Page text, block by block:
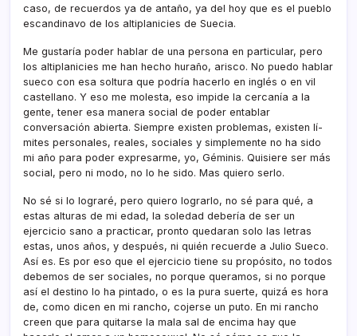
caso, de recuerdos ya de antaño, ya del hoy que es el pueblo
escandinavo de los altiplanicies de Suecia.
Me gustarí­a poder hablar de una persona en particular, pero
los altiplanicies me han hecho huraño, arisco. No puedo hablar
sueco con esa soltura que podrí­a hacerlo en inglés o en vil
castellano. Y eso me molesta, eso impide la cercaní­a a la
gente, tener esa manera social de poder entablar
conversación abierta. Siempre existen problemas, existen lí­
mites personales, reales, sociales y simplemente no ha sido
mi año para poder expresarme, yo, Géminis. Quisiere ser más
social, pero ni modo, no lo he sido. Mas quiero serlo.
No sé si lo lograré, pero quiero lograrlo, no sé para qué, a
estas alturas de mi edad, la soledad deberí­a de ser un
ejercicio sano a practicar, pronto quedaran solo las letras
estas, unos años, y después, ni quién recuerde a Julio Sueco.
Así­ es. Es por eso que el ejercicio tiene su propósito, no todos
debemos de ser sociales, no porque queramos, si no porque
así­ el destino lo ha pintado, o es la pura suerte, quizá es hora
de, como dicen en mi rancho, cojerse un puto. En mi rancho
creen que para quitarse la mala sal de encima hay que